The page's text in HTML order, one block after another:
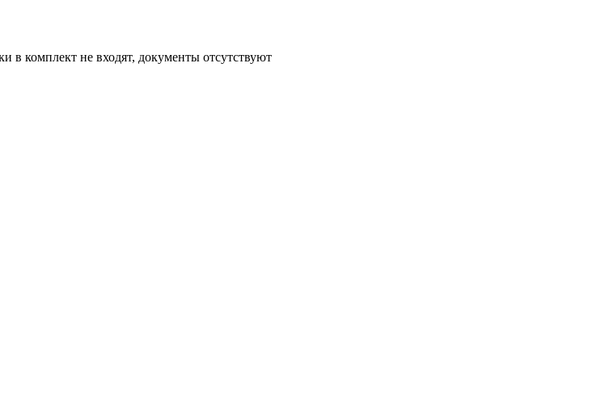
в комплект не входят, документы отсутствуют